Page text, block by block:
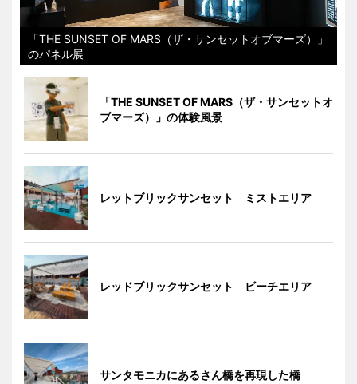
「THE SUNSET OF MARS（ザ・サンセットオブマーズ）」
のパネル展
「THE SUNSET OF MARS（ザ・サンセットオ
ブマーズ）」の体験風景
レットブリックサンセット ミストエリア
レッドブリックサンセット ビーチエリア
サンタモニカにあるさん橋を再現した橋